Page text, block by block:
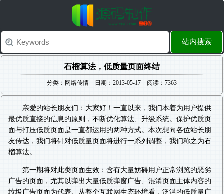
站内搜索
石榴算法，低质量页面终结
分类：网络传情 日期：2013-05-17 阅读：7363
亲爱的站长朋友们：大家好！一直以来，我们本着为用户提供
最优质直接的信息的原则，不断优化算法、升级系统。保护优质页
面与打压低质页面是一直都运用的两种方式。本次想向各位站长朋
友传达，我们将针对低质量页面将进行一系列调整，我们称之为石
榴算法。
第一期将对此类页面生效：含有大量妨碍用户正常浏览的恶劣
广告的页面，尤其以弹出大量低质弹窗广告、混淆页面主体内容的
垃圾广告页面为代表。从整个互联网生态环境看，泛滥的低质量广